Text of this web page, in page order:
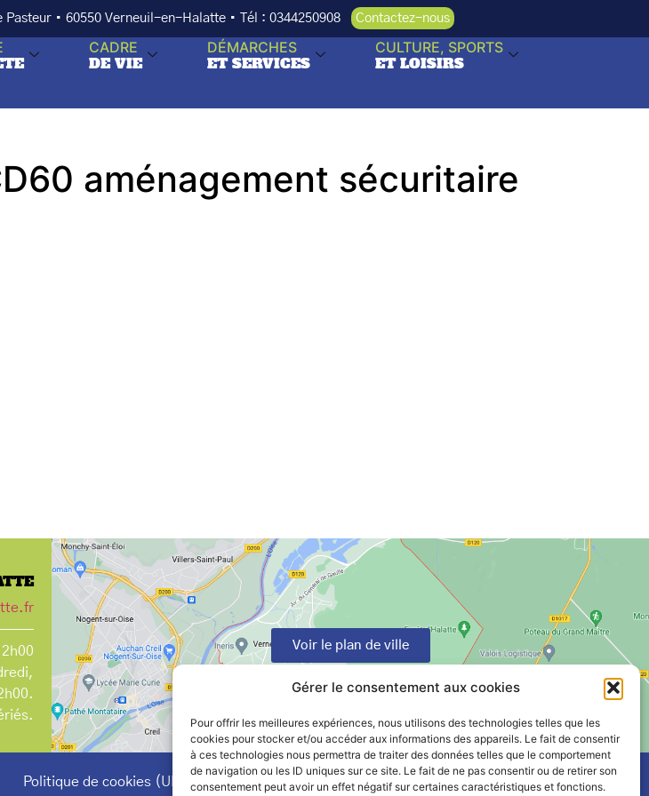
Gérer le consentement aux cookies
Pour offrir les meilleures expériences, nous utilisons des technologies telles que les
cookies pour stocker et/ou accéder aux informations des appareils. Le fait de consentir
à ces technologies nous permettra de traiter des données telles que le comportement
de navigation ou les ID uniques sur ce site. Le fait de ne pas consentir ou de retirer son
consentement peut avoir un effet négatif sur certaines caractéristiques et fonctions.
Pasteur • 60550 Verneuil-en-Halatte • Tél : 0344250908 Contactez-nous
CADRE
DE VIE
DÉMARCHES
ET SERVICES
CULTURE, SPORTS
ET LOISIRS
aménagement sécuritaire
Voir le plan de ville
Politique de cookies (UE)